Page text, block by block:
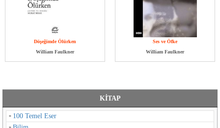
Döşeğimde Ölürken
William Faulkner
Ses ve Öfke
William Faulkner
KİTAP
100 Temel Eser